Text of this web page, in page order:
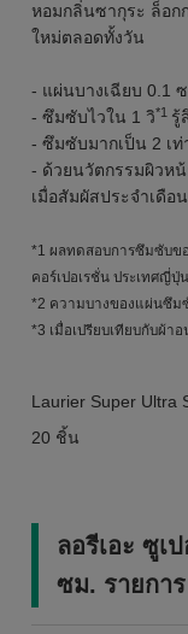
หอมกลิ่นซากุระ ล็อก
ใหม่ตลอดทั้งวัน
- แผ่นบางเฉียบ 0.1
- ซึมซับไวใน 1 วิ*1 รู้
- ซึมซับมากเป็น 2 เท่
- ด้วยนวัตกรรมผิวห
เมื่อสัมผัสประจำเดือน
*1 ผลทดสอบการซึมซับข
คอร์เปอเรชั่น ประเทศญี่ปุ่
*2 ความบางของแผ่นซึม
*3 เมื่อเปรียบเทียบกับผ้า
Laurier Super Ultra
20 ชิ้น
ลอรีเอะ ซูเ
ซม. รายการ